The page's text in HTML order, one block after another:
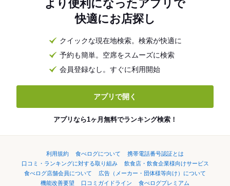
より便利になったアプリで
快適にお店探し
クイックな現在地検索。検索が快適に
予約も簡単。空席をスムーズに検索
会員登録なし。すぐに利用開始
アプリで開く
アプリなら1ヶ月無料でランキング検索！
利用規約 食べログについて
携帯電話番号認証とは
口コミ・ランキングに対する取り組み
飲食店・飲食企業様向けサービス
食べログ店舗会員について
広告（メーカー・団体様等向け）について
機能改善要望
口コミガイドライン 食べログプレミアム